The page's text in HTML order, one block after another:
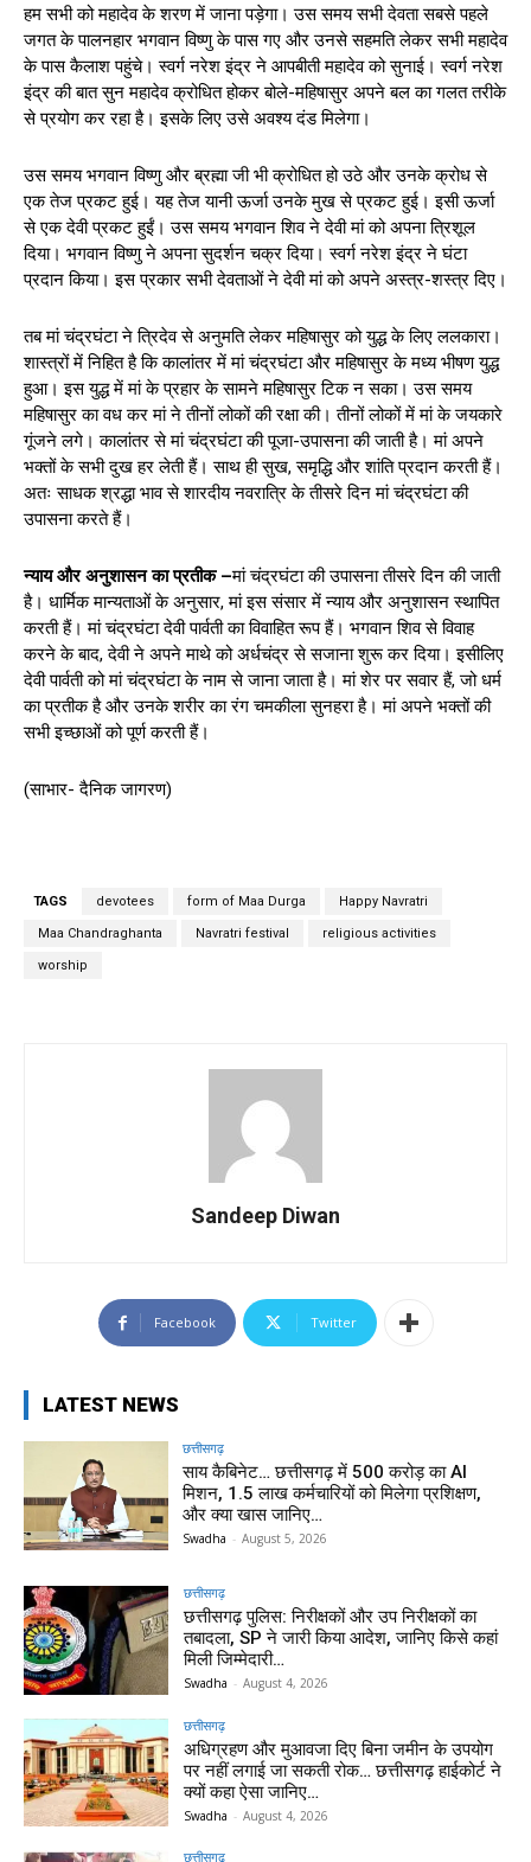
हम सभी को महादेव के शरण में जाना पड़ेगा। उस समय सभी देवता सबसे पहले
जगत के पालनहार भगवान विष्णु के पास गए और उनसे सहमति लेकर सभी महादेव
के पास कैलाश पहुंचे। स्वर्ग नरेश इंद्र ने आपबीती महादेव को सुनाई। स्वर्ग नरेश
इंद्र की बात सुन महादेव क्रोधित होकर बोले-महिषासुर अपने बल का गलत तरीके
से प्रयोग कर रहा है। इसके लिए उसे अवश्य दंड मिलेगा।
उस समय भगवान विष्णु और ब्रह्मा जी भी क्रोधित हो उठे और उनके क्रोध से
एक तेज प्रकट हुई। यह तेज यानी ऊर्जा उनके मुख से प्रकट हुई। इसी ऊर्जा
से एक देवी प्रकट हुईं। उस समय भगवान शिव ने देवी मां को अपना त्रिशूल
दिया। भगवान विष्णु ने अपना सुदर्शन चक्र दिया। स्वर्ग नरेश इंद्र ने घंटा
प्रदान किया। इस प्रकार सभी देवताओं ने देवी मां को अपने अस्त्र-शस्त्र दिए।
तब मां चंद्रघंटा ने त्रिदेव से अनुमति लेकर महिषासुर को युद्ध के लिए ललकारा।
शास्त्रों में निहित है कि कालांतर में मां चंद्रघंटा और महिषासुर के मध्य भीषण युद्ध
हुआ। इस युद्ध में मां के प्रहार के सामने महिषासुर टिक न सका। उस समय
महिषासुर का वध कर मां ने तीनों लोकों की रक्षा की। तीनों लोकों में मां के जयकारे
गूंजने लगे। कालांतर से मां चंद्रघंटा की पूजा-उपासना की जाती है। मां अपने
भक्तों के सभी दुख हर लेती हैं। साथ ही सुख, समृद्धि और शांति प्रदान करती हैं।
अतः साधक श्रद्धा भाव से शारदीय नवरात्रि के तीसरे दिन मां चंद्रघंटा की
उपासना करते हैं।
न्याय और अनुशासन का प्रतीक –मां चंद्रघंटा की उपासना तीसरे दिन की जाती
है। धार्मिक मान्यताओं के अनुसार, मां इस संसार में न्याय और अनुशासन स्थापित
करती हैं। मां चंद्रघंटा देवी पार्वती का विवाहित रूप हैं। भगवान शिव से विवाह
करने के बाद, देवी ने अपने माथे को अर्धचंद्र से सजाना शुरू कर दिया। इसीलिए
देवी पार्वती को मां चंद्रघंटा के नाम से जाना जाता है। मां शेर पर सवार हैं, जो धर्म
का प्रतीक है और उनके शरीर का रंग चमकीला सुनहरा है। मां अपने भक्तों की
सभी इच्छाओं को पूर्ण करती हैं।
(साभार- दैनिक जागरण)
TAGS devotees form of Maa Durga Happy Navratri
Maa Chandraghanta Navratri festival religious activities
worship
Sandeep Diwan
Facebook Twitter
LATEST NEWS
छत्तीसगढ़
साय कैबिनेट… छत्तीसगढ़ में 500 करोड़ का AI
मिशन, 1.5 लाख कर्मचारियों को मिलेगा प्रशिक्षण,
और क्या खास जानिए…
Swadha - August 5, 2026
छत्तीसगढ़
छत्तीसगढ़ पुलिस: निरीक्षकों और उप निरीक्षकों का
तबादला, SP ने जारी किया आदेश, जानिए किसे कहां
मिली जिम्मेदारी…
Swadha - August 4, 2026
छत्तीसगढ़
अधिग्रहण और मुआवजा दिए बिना जमीन के उपयोग
पर नहीं लगाई जा सकती रोक… छत्तीसगढ़ हाईकोर्ट ने
क्यों कहा ऐसा जानिए…
Swadha - August 4, 2026
छत्तीसगढ़